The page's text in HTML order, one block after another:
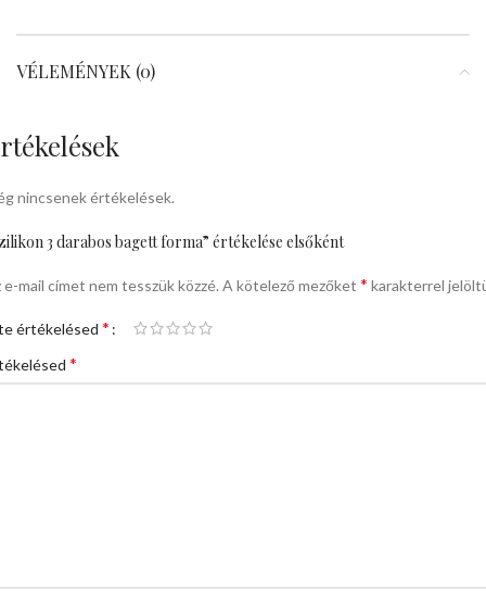
VÉLEMÉNYEK (0)
nincsenek értékelések.
3 darabos bagett forma” értékelése elsőként
e-mail címet nem tesszük közzé. A kötelező mezőket * karakterrel
értékelésed *
*